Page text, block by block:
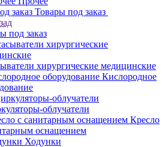
Товары под заказ
под заказ
хирургические медицинские
Кислородное
облучатели
Кресло
оснащением
Ходунки